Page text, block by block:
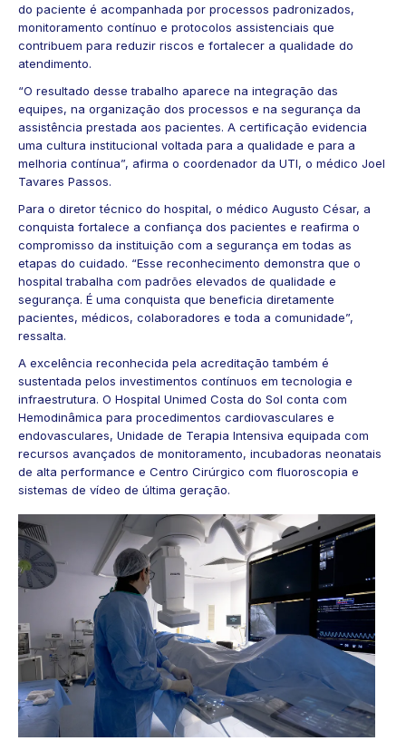
do paciente é acompanhada por processos padronizados,
monitoramento contínuo e protocolos assistenciais que
contribuem para reduzir riscos e fortalecer a qualidade do
atendimento.
“O resultado desse trabalho aparece na integração das
equipes, na organização dos processos e na segurança da
assistência prestada aos pacientes. A certificação evidencia
uma cultura institucional voltada para a qualidade e para a
melhoria contínua”, afirma o coordenador da UTI, o médico Joel
Tavares Passos.
Para o diretor técnico do hospital, o médico Augusto César, a
conquista fortalece a confiança dos pacientes e reafirma o
compromisso da instituição com a segurança em todas as
etapas do cuidado. “Esse reconhecimento demonstra que o
hospital trabalha com padrões elevados de qualidade e
segurança. É uma conquista que beneficia diretamente
pacientes, médicos, colaboradores e toda a comunidade”,
ressalta.
A excelência reconhecida pela acreditação também é
sustentada pelos investimentos contínuos em tecnologia e
infraestrutura. O Hospital Unimed Costa do Sol conta com
Hemodinâmica para procedimentos cardiovasculares e
endovasculares, Unidade de Terapia Intensiva equipada com
recursos avançados de monitoramento, incubadoras neonatais
de alta performance e Centro Cirúrgico com fluoroscopia e
sistemas de vídeo de última geração.